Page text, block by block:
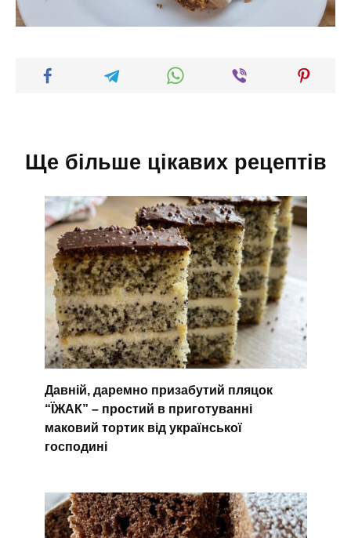
Ще більше цікавих рецептів
Давній, даремно призабутий пляцок
“ЇЖАК” – простий в приготуванні
маковий тортик від української
господині